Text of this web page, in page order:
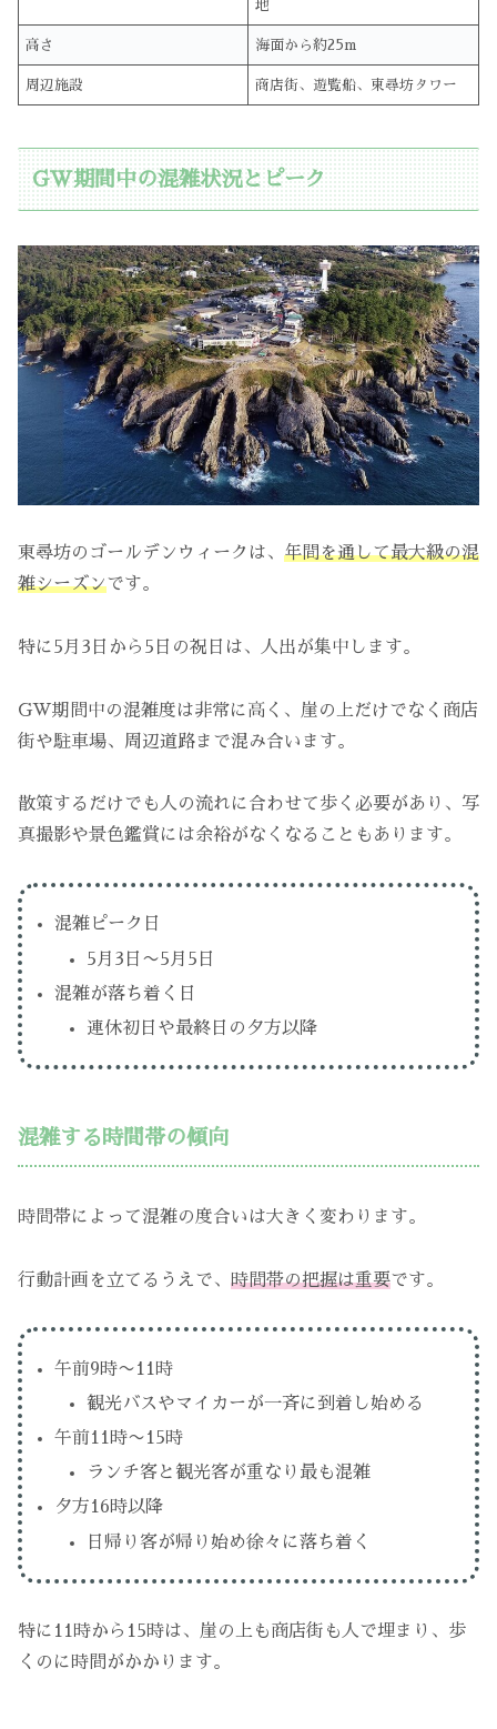
地
高さ 海面から約25m
周辺施設 商店街、遊覧船、東尋坊タワー
GW期間中の混雑状況とピーク
東尋坊のゴールデンウィークは、 年間を通して最大級の混
雑シーズンです。
特に5月3日から5日の祝日は、人出が集中します。
GW期間中の混雑度は非常に高く、崖の上だけでなく商店
街や駐車場、周辺道路まで混み合います。
散策するだけでも人の流れに合わせて歩く必要があり、写
真撮影や景色鑑賞には余裕がなくなることもあります。
混雑ピーク日
5月3日〜5月5日
混雑が落ち着く日
連休初日や最終日の夕方以降
混雑する時間帯の傾向
時間帯によって混雑の度合いは大きく変わります。
行動計画を立てるうえで、 時間帯の把握は重要です。
午前9時〜11時
観光バスやマイカーが一斉に到着し始める
午前11時〜15時
ランチ客と観光客が重なり最も混雑
夕方16時以降
日帰り客が帰り始め徐々に落ち着く
特に11時から15時は、崖の上も商店街も人で埋まり、歩
くのに時間がかかります。